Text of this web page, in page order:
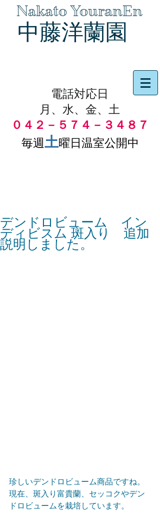
Nakato YouranEn
中藤洋蘭園
電話対応日
月、水、金、土
０４２－５７４－３４８７
毎週土曜日温室公開中
デンドロビューム イン
ディビスム 斑入り 追加
説明しました。
珍しいデンドロビューム商品ですね。
現在、斑入り富貴蘭、セッコクやデン
ドロビュームを栽培しています。